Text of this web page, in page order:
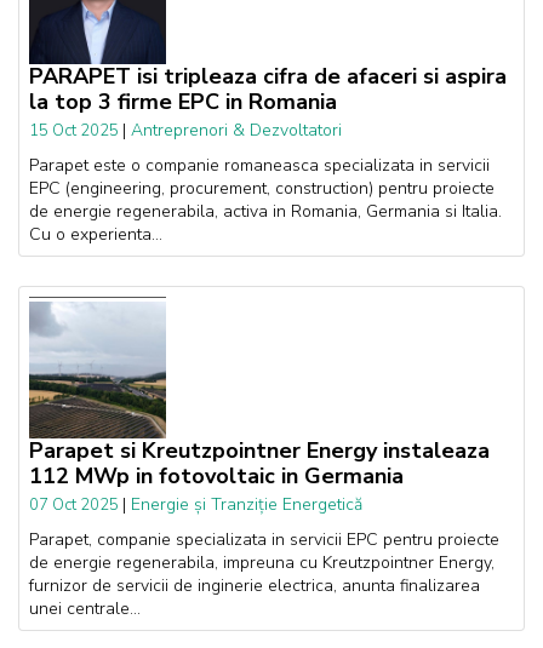
PARAPET isi tripleaza cifra de afaceri si aspira
la top 3 firme EPC in Romania
15 Oct 2025 | Antreprenori & Dezvoltatori
Parapet este o companie romaneasca specializata in servicii
EPC (engineering, procurement, construction) pentru proiecte
de energie regenerabila, activa in Romania, Germania si Italia.
Cu o experienta...
Parapet si Kreutzpointner Energy instaleaza
112 MWp in fotovoltaic in Germania
07 Oct 2025 | Energie și Tranziție Energetică
Parapet, companie specializata in servicii EPC pentru proiecte
de energie regenerabila, impreuna cu Kreutzpointner Energy,
furnizor de servicii de inginerie electrica, anunta finalizarea
unei centrale...